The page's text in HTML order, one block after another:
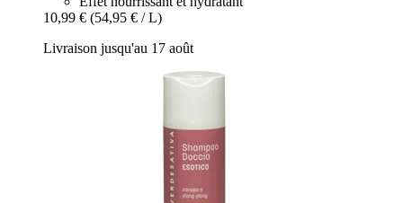
10,99 € (54,95 € / L)
Livraison jusqu'au 17 août